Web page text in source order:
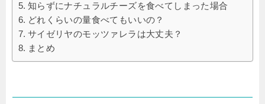
知らずにナチュラルチーズを食べてしまった場合
どれくらいの量食べてもいいの？
サイゼリヤのモッツァレラは大丈夫？
まとめ